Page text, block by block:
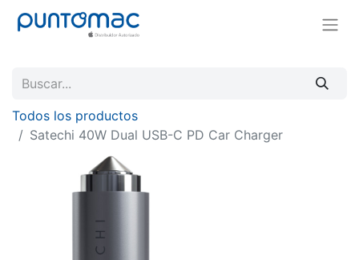
Todos los productos
Satechi 40W Dual USB-C PD Car Charger